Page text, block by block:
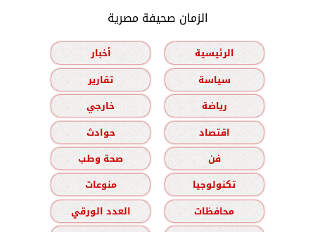
الزمان صحيفة مصرية
الرئيسية
أخبار
سياسة
تقارير
رياضة
خارجي
اقتصاد
حوادث
فن
صحة وطب
تكنولوجيا
منوعات
محافظات
العدد الورقي